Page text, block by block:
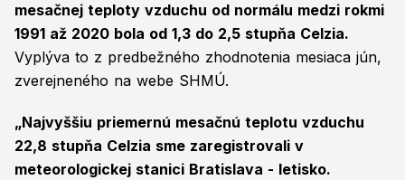
mesačnej teploty vzduchu od normálu medzi rokmi
1991 až 2020 bola od 1,3 do 2,5 stupňa Celzia.
Vyplýva to z predbežného zhodnotenia mesiaca jún,
zverejneného na webe SHMÚ.
„Najvyššiu priemernú mesačnú teplotu vzduchu
22,8 stupňa Celzia sme zaregistrovali v
meteorologickej stanici Bratislava - letisko.